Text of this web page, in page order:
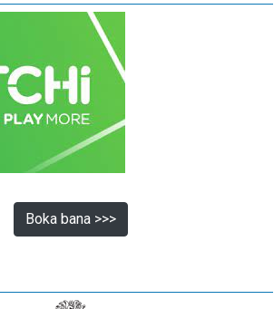
Boka bana >>>